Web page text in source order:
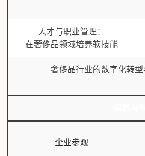
人才与职业管理：
在奢侈品领域培养软技能
奢侈品行业的数字化转
企业参观